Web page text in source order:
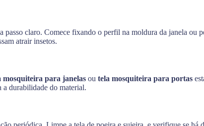
passo claro. Comece fixando o perfil na moldura da janela
atrair insetos.
mosquiteira para janelas ou tela mosquiteira para portas
a durabilidade do material.